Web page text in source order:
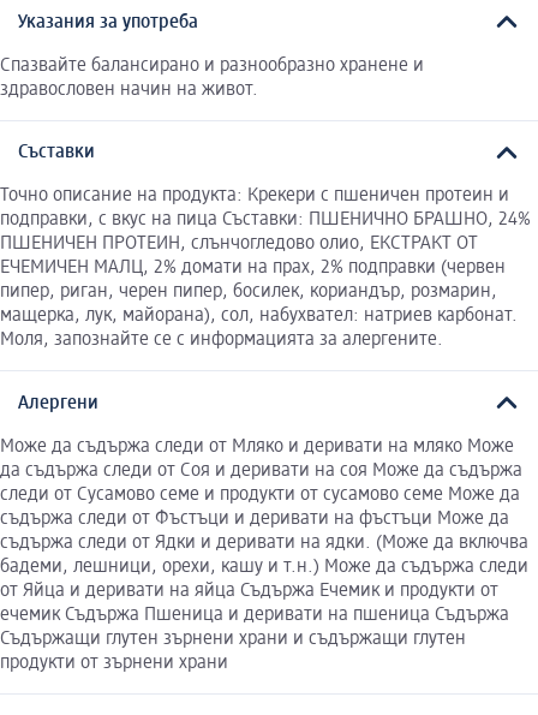
Указания за употреба
Спазвайте балансирано и разнообразно хранене и
здравословен начин на живот.
Съставки
Точно описание на продукта: Крекери с пшеничен протеин и
подправки, с вкус на пица Съставки: ПШЕНИЧНО БРАШНО, 24%
ПШЕНИЧЕН ПРОТЕИН, слънчогледово олио, ЕКСТРАКТ ОТ
ЕЧЕМИЧЕН МАЛЦ, 2% домати на прах, 2% подправки (червен
пипер, риган, черен пипер, босилек, кориандър, розмарин,
мащерка, лук, майорана), сол, набухвател: натриев карбонат.
Моля, запознайте се с информацията за алергените.
Алергени
Може да съдържа следи от Мляко и деривати на мляко Може
да съдържа следи от Соя и деривати на соя Може да съдържа
следи от Сусамово семе и продукти от сусамово семе Може да
съдържа следи от Фъстъци и деривати на фъстъци Може да
съдържа следи от Ядки и деривати на ядки. (Може да включва
бадеми, лешници, орехи, кашу и т.н.) Може да съдържа следи
от Яйца и деривати на яйца Съдържа Ечемик и продукти от
ечемик Съдържа Пшеница и деривати на пшеница Съдържа
Съдържащи глутен зърнени храни и съдържащи глутен
продукти от зърнени храни